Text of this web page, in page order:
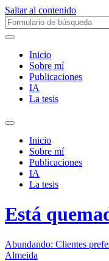
Saltar al contenido
Buscar:
Inicio
Sobre mí­
Publicaciones
IA
La tesis
Alternar
campo
búsqueda
Inicio
Sobre mí­
Publicaciones
IA
La tesis
Está
Abundando: Clientes
Almeida